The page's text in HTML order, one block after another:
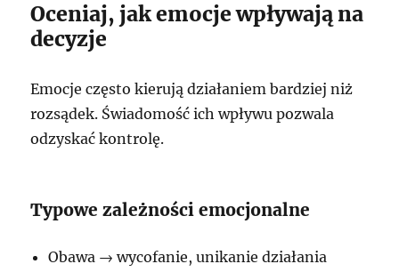
Oceniaj, jak emocje wpływają na
decyzje
Emocje często kierują działaniem bardziej niż
rozsądek. Świadomość ich wpływu pozwala
odzyskać kontrolę.
Typowe zależności emocjonalne
Obawa → wycofanie, unikanie działania